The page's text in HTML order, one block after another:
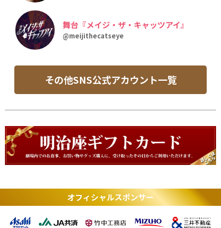
舞台『メイジ・ザ・キャッツアイ』
@meijithecatseye
その他SNS公式アカウント一覧
オフィシャルスポンサー